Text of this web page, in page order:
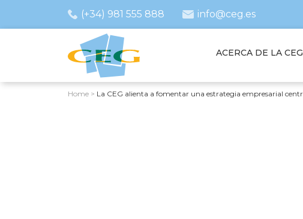
(+34) 981 555 888 info@ceg.es
ACERCA DE LA CEG
Home > La CEG alienta a fomentar una estrategia empresarial